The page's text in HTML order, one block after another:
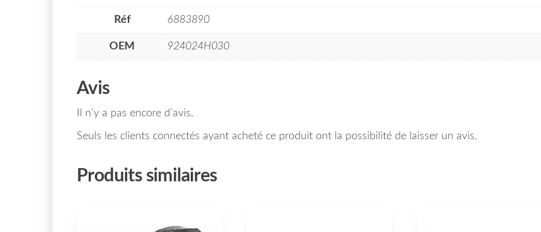
Réf 6883890
OEM 924024H030
Avis
Il n’y a pas encore d’avis.
Seuls les clients connectés ayant acheté ce produit ont la possibilité de laisser un avis.
Produits similaires